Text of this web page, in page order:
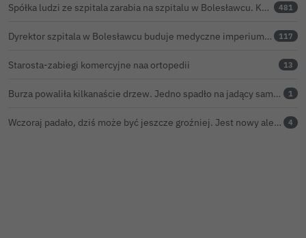
Spółka ludzi ze szpitala zarabia na szpitalu w Bolesławcu. Kwoty pozostają tajne 481
Dyrektor szpitala w Bolesławcu buduje medyczne imperium. „Gazeta Wyborcza” opisuje jego działalność w całej Polsce 117
Starosta-zabiegi komercyjne naa ortopedii 13
Burza powaliła kilkanaście drzew. Jedno spadło na jadący samochód 1
Wczoraj padało, dziś może być jeszcze groźniej. Jest nowy alert IMGW 4